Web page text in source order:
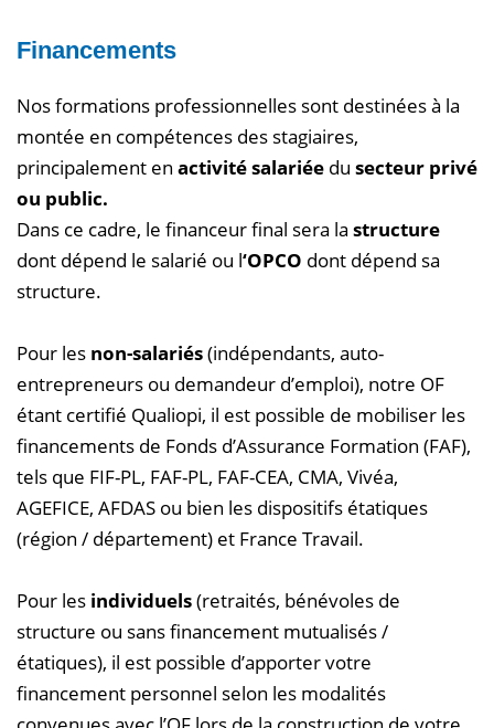
Financements
Nos formations professionnelles sont destinées à la
montée en compétences des stagiaires,
principalement en activité salariée du secteur privé
ou public.
Dans ce cadre, le financeur final sera la structure
dont dépend le salarié ou l‘OPCO dont dépend sa
structure.
Pour les non-salariés(indépendants, auto-
entrepreneurs ou demandeur d’emploi), notre OF
étant certifié Qualiopi, il est possible de mobiliser les
financements de Fonds d’Assurance Formation (FAF),
tels que FIF-PL, FAF-PL, FAF-CEA, CMA, Vivéa,
AGEFICE, AFDAS ou bien les dispositifs étatiques
(région / département) et France Travail.
Pour les individuels(retraités, bénévoles de
structure ou sans financement mutualisés /
étatiques), il est possible d’apporter votre
financement personnel selon les modalités